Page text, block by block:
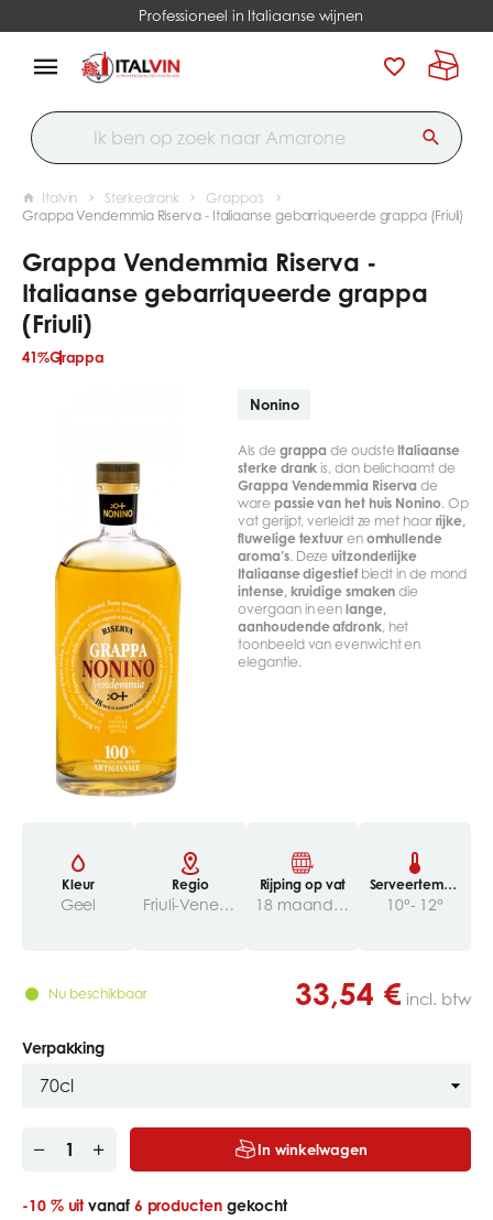
Professioneel in Italiaanse wijnen
Italvin Sterkedrank
Grappa's
Grappa Vendemmia Riserva - Italiaanse gebarriqueerde grappa (Friuli)
Grappa Vendemmia Riserva -
Italiaanse gebarriqueerde grappa
(Friuli)
41%Grappa
Kleur
Geel
Regio
Friuli-Venezia Giulia
Rijping op vat
18 maanden
Serveertempe
ratuur
10°- 12°
Nu beschikbaar 33,54 € incl. btw
Verpakking
In winkelwagen
-10 %uitvanaf 6 productengekocht
Nonino
Als de grappa de oudste Italiaanse
sterke drank is, dan belichaamt de
Grappa Vendemmia Riserva de
ware passie van het huis Nonino. Op
vat gerijpt, verleidt ze met haar rijke,
fluwelige textuuren omhullende
aroma’s. Deze uitzonderlijke
Italiaanse digestiefbiedt in de mond
intense, kruidige smaken die
overgaan in eenlange,
aanhoudende afdronk, het
toonbeeld van evenwicht en
elegantie.